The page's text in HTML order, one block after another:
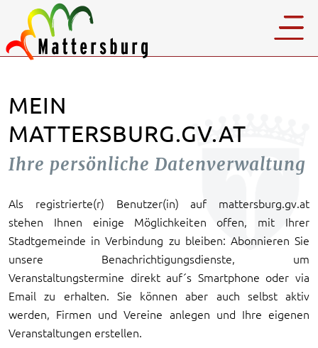
MEIN
MATTERSBURG.GV.AT
Ihre persönliche Datenverwaltung
Als registrierte(r) Benutzer(in) auf mattersburg.gv.at
stehen Ihnen einige Möglichkeiten offen, mit Ihrer
Stadtgemeinde in Verbindung zu bleiben: Abonnieren Sie
unsere Benachrichtigungsdienste, um
Veranstaltungstermine direkt auf´s Smartphone oder via
Email zu erhalten. Sie können aber auch selbst aktiv
werden, Firmen und Vereine anlegen und Ihre eigenen
Veranstaltungen erstellen.